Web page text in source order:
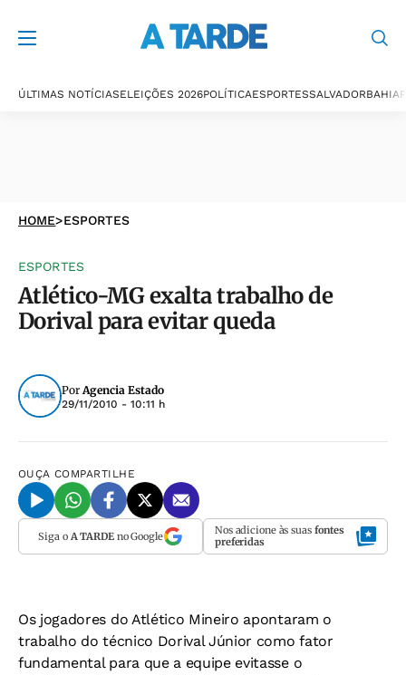
ÚLTIMAS NOTÍCIASELEIÇÕES 2026POLÍTICAESPORTESSALVADORBAHIA
HOME>ESPORTES
ESPORTES
Atlético-MG exalta trabalho de
Dorival para evitar queda
PorAgencia Estado
29/11/2010 - 10:11 h
OUÇA COMPARTILHE
Siga o A TARDEno Google Nos adicione às suas fontes
preferidas
Os jogadores do Atlético Mineiro apontaram o
trabalho do técnico Dorival Júnior como fator
fundamental para que a equipe evitasse o